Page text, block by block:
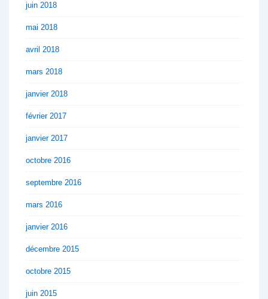
juin 2018
mai 2018
avril 2018
mars 2018
janvier 2018
février 2017
janvier 2017
octobre 2016
septembre 2016
mars 2016
janvier 2016
décembre 2015
octobre 2015
juin 2015